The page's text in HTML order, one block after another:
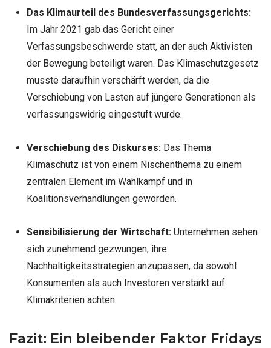
Das Klimaurteil des Bundesverfassungsgerichts:
Im Jahr 2021 gab das Gericht einer
Verfassungsbeschwerde statt, an der auch Aktivisten
der Bewegung beteiligt waren. Das Klimaschutzgesetz
musste daraufhin verschärft werden, da die
Verschiebung von Lasten auf jüngere Generationen als
verfassungswidrig eingestuft wurde.
Verschiebung des Diskurses:Das Thema
Klimaschutz ist von einem Nischenthema zu einem
zentralen Element im Wahlkampf und in
Koalitionsverhandlungen geworden.
Sensibilisierung der Wirtschaft:Unternehmen sehen
sich zunehmend gezwungen, ihre
Nachhaltigkeitsstrategien anzupassen, da sowohl
Konsumenten als auch Investoren verstärkt auf
Klimakriterien achten.
Fazit: Ein bleibender Faktor Fridays